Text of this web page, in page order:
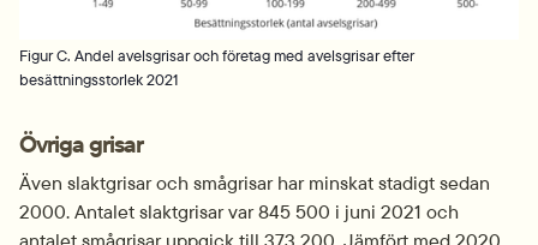
Figur C. Andel avelsgrisar och företag med avelsgrisar efter
besättningsstorlek 2021
Övriga grisar
Även slaktgrisar och smågrisar har minskat stadigt sedan
2000. Antalet slaktgrisar var 845 500 i juni 2021 och